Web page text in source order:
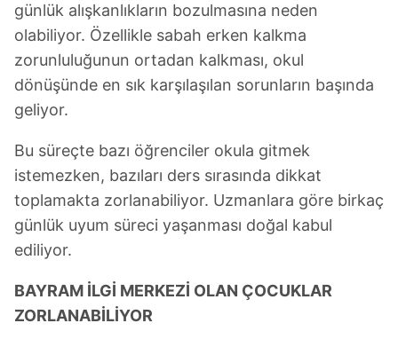
günlük alışkanlıkların bozulmasına neden
olabiliyor. Özellikle sabah erken kalkma
zorunluluğunun ortadan kalkması, okul
dönüşünde en sık karşılaşılan sorunların başında
geliyor.
Bu süreçte bazı öğrenciler okula gitmek
istemezken, bazıları ders sırasında dikkat
toplamakta zorlanabiliyor. Uzmanlara göre birkaç
günlük uyum süreci yaşanması doğal kabul
ediliyor.
BAYRAM İLGİ MERKEZİ OLAN ÇOCUKLAR
ZORLANABİLİYOR